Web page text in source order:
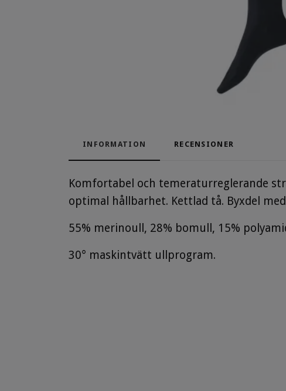
INFORMATION RECENSIONER
Komfortabel och temeraturreglerande
optimal hållbarhet. Kettlad tå. Byxdel
55% merinoull, 28% bomull, 15%
30° maskintvätt ullprogram.